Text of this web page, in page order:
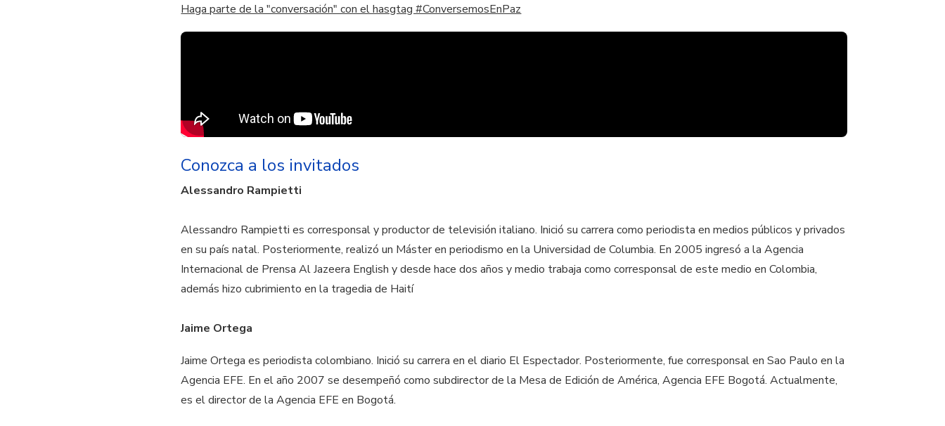
Haga parte de la "conversación" con el hasgtag #ConversemosEnPaz
Conozca a los invitados
Alessandro Rampietti
Alessandro Rampietti es corresponsal y productor de televisión italiano. Inició su carrera como periodista en medios públicos y privados
en su país natal. Posteriormente, realizó un Máster en periodismo en la Universidad de Columbia. En 2005 ingresó a la Agencia
Internacional de Prensa Al Jazeera English y desde hace dos años y medio trabaja como corresponsal de este medio en Colombia,
además hizo cubrimiento en la tragedia de Haití
Jaime Ortega
Jaime Ortega es periodista colombiano. Inició su carrera en el diario El Espectador. Posteriormente, fue corresponsal en Sao Paulo en la
Agencia EFE. En el año 2007 se desempeñó como subdirector de la Mesa de Edición de América, Agencia EFE Bogotá. Actualmente,
es el director de la Agencia EFE en Bogotá.